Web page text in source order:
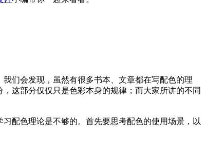
们会发现，虽然有很多书本、文章都在写配色的理
这部分仅仅只是色彩本身的规律；而大家所讲的不同
配色理论是不够的。首先要思考配色的使用场景，以